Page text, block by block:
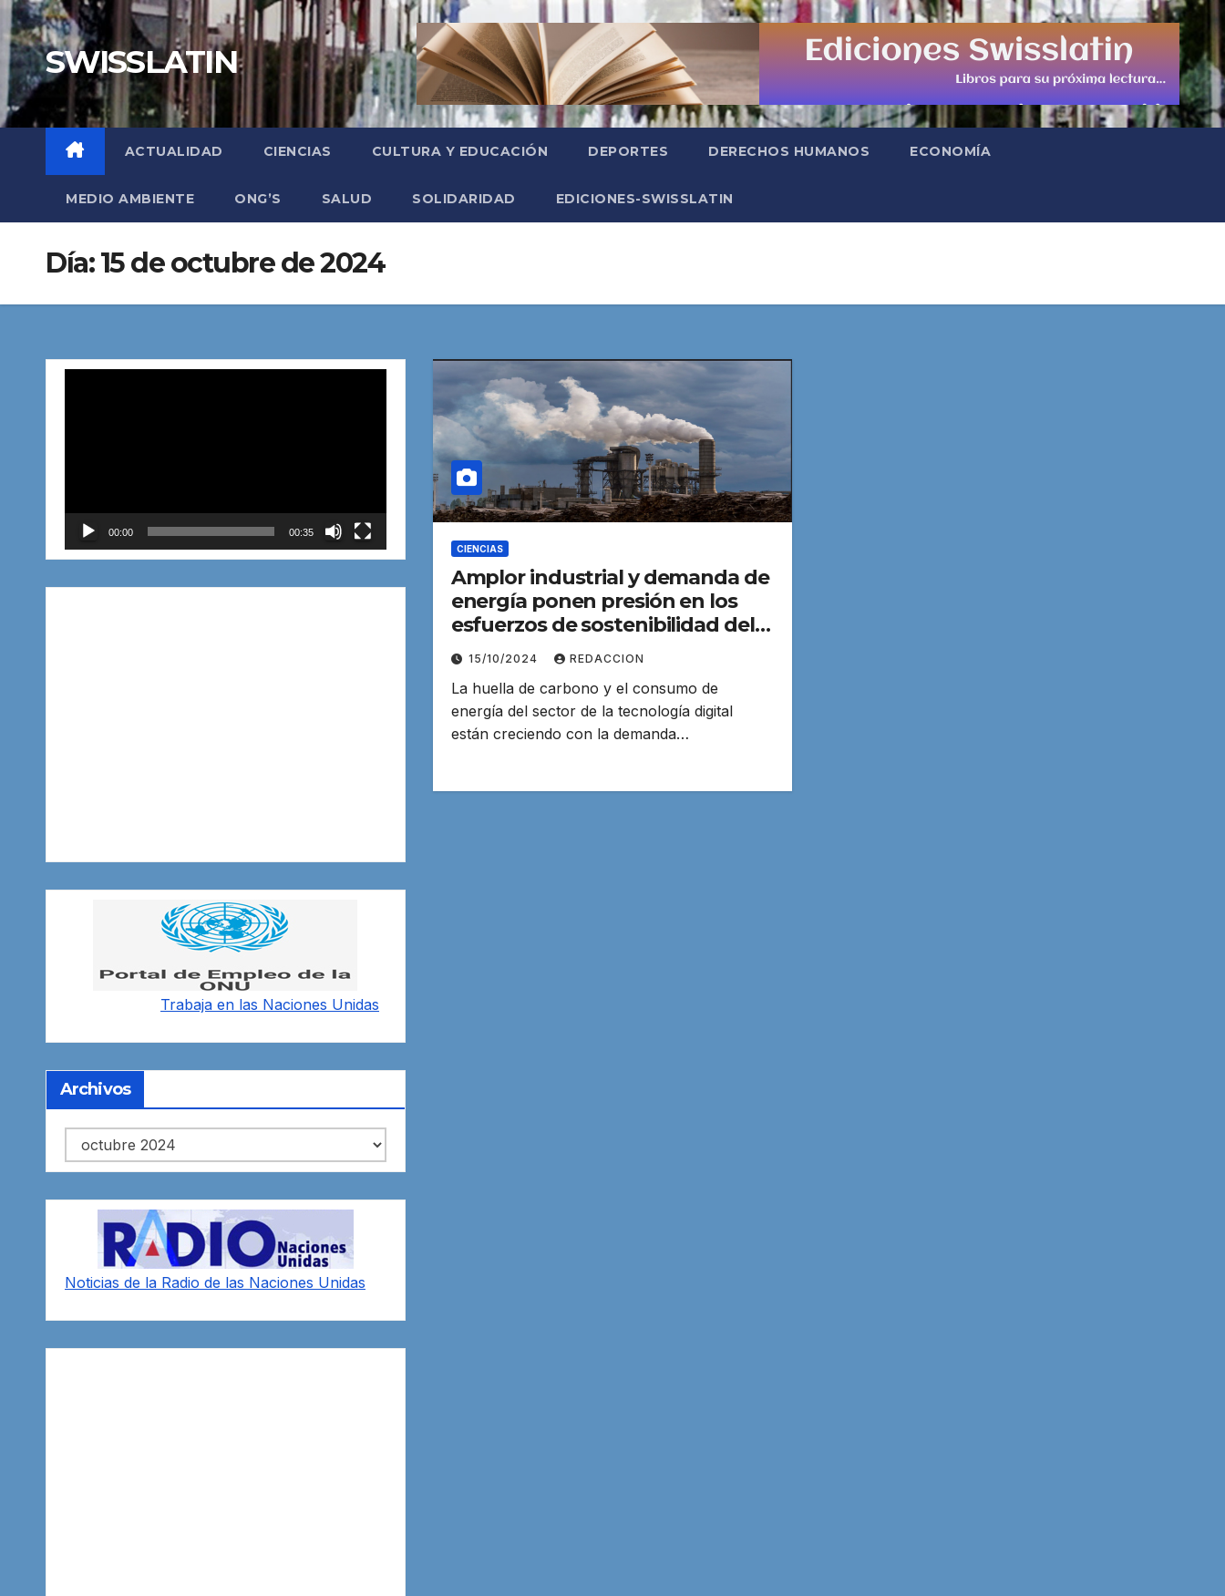
Saltar
al
contenidoSWISSLATIN
ACTUALIDAD CIENCIAS CULTURA Y EDUCACIÓN DEPORTES DERECHOS HUMANOS ECONOMÍA
MEDIO AMBIENTE ONG’S SALUD SOLIDARIDAD EDICIONES-SWISSLATIN
Día:15 de octubre de 2024
00:00 00:35
Trabaja en las Naciones Unidas
Archivos
Archivos
Noticias de la Radio de las Naciones Unidas
CIENCIAS
Amplor industrial y demanda de
energía ponen presión en los
esfuerzos de sostenibilidad del
sector tecnológico
15/10/2024 REDACCION
La huella de carbono y el consumo de
energía del sector de la tecnología digital
están creciendo con la demanda…